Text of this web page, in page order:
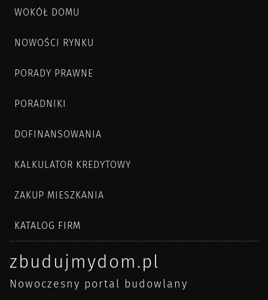
WOKÓŁ DOMU
NOWOŚCI RYNKU
PORADY PRAWNE
PORADNIKI
DOFINANSOWANIA
KALKULATOR KREDYTOWY
ZAKUP MIESZKANIA
KATALOG FIRM
zbudujmydom.pl
Nowoczesny portal budowlany